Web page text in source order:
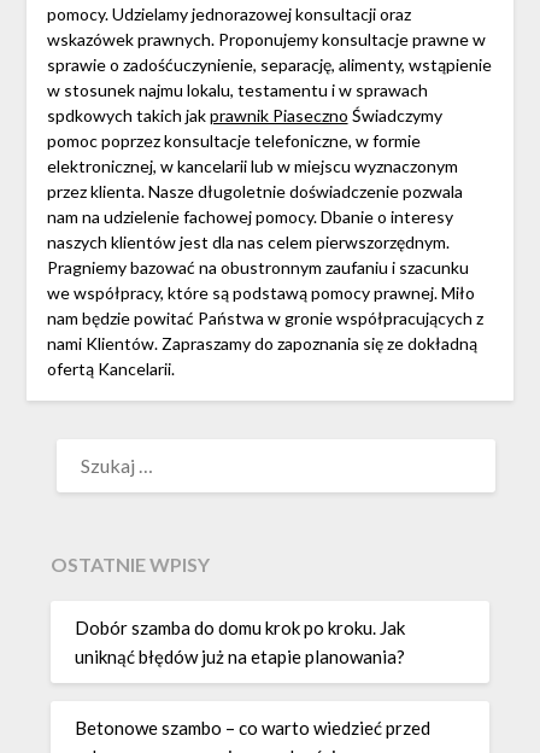
pomocy. Udzielamy jednorazowej konsultacji oraz
wskazówek prawnych. Proponujemy konsultacje prawne w
sprawie o zadośćuczynienie, separację, alimenty, wstąpienie
w stosunek najmu lokalu, testamentu i w sprawach
spdkowych takich jakprawnik Piaseczno Świadczymy
pomoc poprzez konsultacje telefoniczne, w formie
elektronicznej, w kancelarii lub w miejscu wyznaczonym
przez klienta. Nasze długoletnie doświadczenie pozwala
nam na udzielenie fachowej pomocy. Dbanie o interesy
naszych klientów jest dla nas celem pierwszorzędnym.
Pragniemy bazować na obustronnym zaufaniu i szacunku
we współpracy, które są podstawą pomocy prawnej. Miło
nam będzie powitać Państwa w gronie współpracujących z
nami Klientów. Zapraszamy do zapoznania się ze dokładną
ofertą Kancelarii.
OSTATNIE WPISY
Dobór szamba do domu krok po kroku. Jak
uniknąć błędów już na etapie planowania?
Betonowe szambo – co warto wiedzieć przed